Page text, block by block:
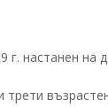
г. настанен на
трети